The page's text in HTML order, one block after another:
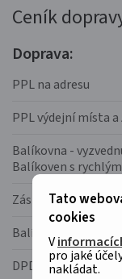
Tato
cookies
V
pro jaké
nakládat.
Ceník
Doprava:
PPL na adresu
PPL výdejní místa
Balíkovna -
Balíkoven s
Zásilkovna
Balíkovna na adresu
DPD - Doručení s